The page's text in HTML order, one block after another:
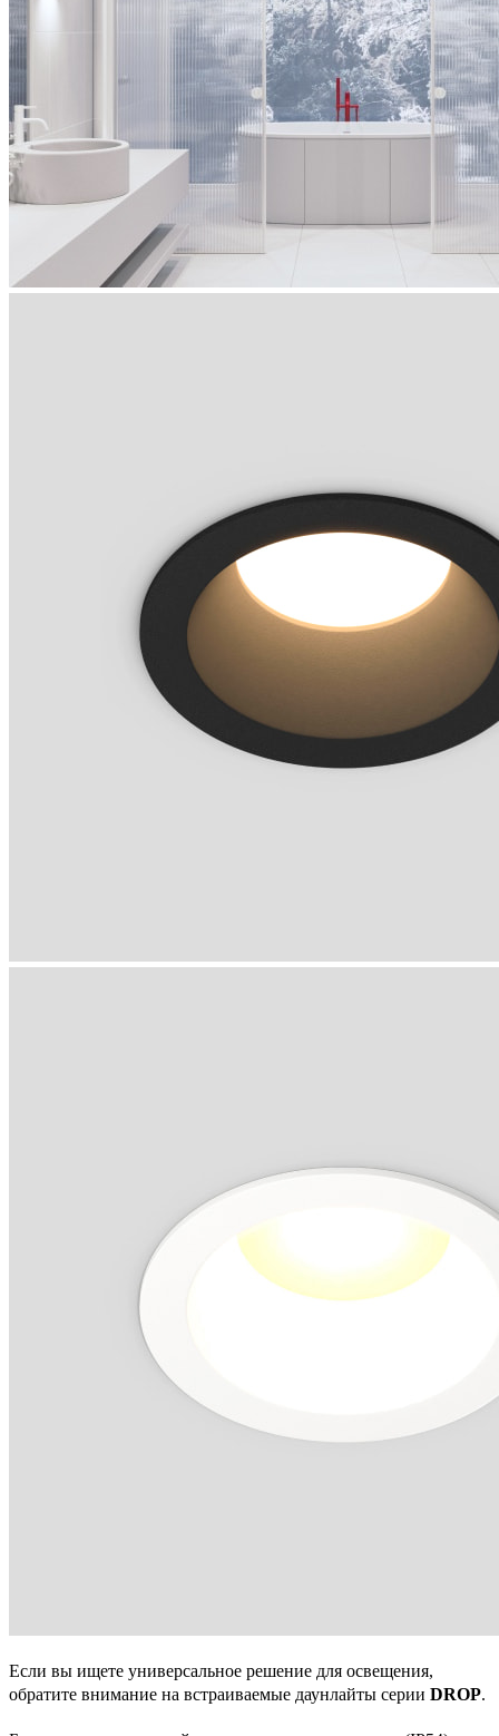
Если вы ищете универсальное решение для освещения,
обратите внимание на встраиваемые даунлайты серии DROP.